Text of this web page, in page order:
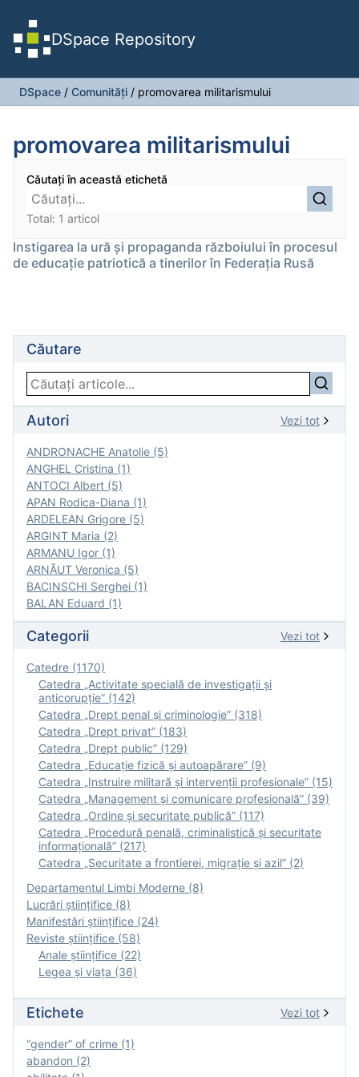
DSpace Repository
DSpace / Comunități / promovarea militarismului
promovarea militarismului
Căutați în această etichetă
Total: 1 articol
Instigarea la ură și propaganda războiului în procesul
de educație patriotică a tinerilor în Federația Rusă
Căutare
Autori Vezi tot
ANDRONACHE Anatolie (5)
ANGHEL Cristina (1)
ANTOCI Albert (5)
APAN Rodica-Diana (1)
ARDELEAN Grigore (5)
ARGINT Maria (2)
ARMANU Igor (1)
ARNĂUT Veronica (5)
BACINSCHI Serghei (1)
BALAN Eduard (1)
Categorii Vezi tot
Catedre (1170)
Catedra „Activitate specială de investigaţii şi
anticorupție” (142)
Catedra „Drept penal și criminologie” (318)
Catedra „Drept privat” (183)
Catedra „Drept public” (129)
Catedra „Educație fizică şi autoapărare” (9)
Catedra „Instruire militară şi intervenţii profesionale” (15)
Catedra „Management și comunicare profesională” (39)
Catedra „Ordine și securitate publică” (117)
Catedra „Procedură penală, criminalistică și securitate
informațională” (217)
Catedra „Securitate a frontierei, migrație și azil” (2)
Departamentul Limbi Moderne (8)
Lucrări științifice (8)
Manifestări ştiinţifice (24)
Reviste ştiinţifice (58)
Anale ştiinţifice (22)
Legea şi viaţa (36)
Etichete Vezi tot
“gender” of crime (1)
abandon (2)